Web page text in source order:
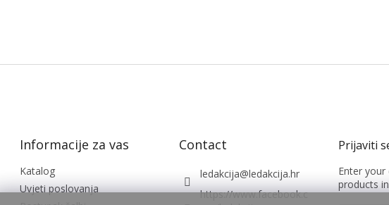
Informacije za vas
Katalog
Uvjeti poslovanja
Contact
ledakcija@ledakcija.hr
https://www.facebook.c
Enter
products